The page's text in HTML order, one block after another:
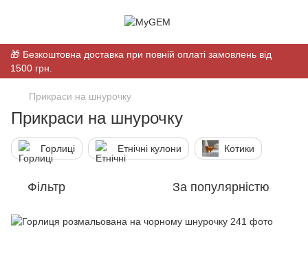
🎁 Безкоштовна доставка при повній оплаті замовлень від
1500 грн.
Прикраси на шнурочку
Прикраси на шнурочку
Горлиці Етнічні кулони Котики
Фільтр За популярністю